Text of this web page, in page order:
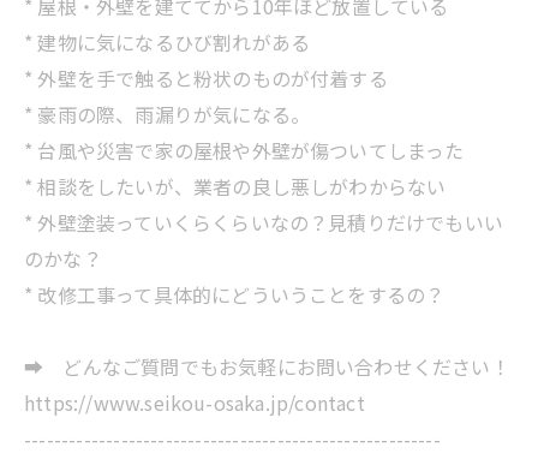
* 屋根・外壁を建ててから10年ほど放置している
* 建物に気になるひび割れがある
* 外壁を手で触ると粉状のものが付着する
* 豪雨の際、雨漏りが気になる。
* 台風や災害で家の屋根や外壁が傷ついてしまった
* 相談をしたいが、業者の良し悪しがわからない
* 外壁塗装っていくらくらいなの？見積りだけでもいい
のかな？
* 改修工事って具体的にどういうことをするの？
➡ どんなご質問でもお気軽にお問い合わせください！
https://www.seikou-osaka.jp/contact
--------------------------------------------------------